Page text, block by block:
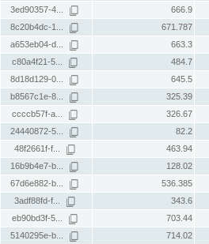
3ed90357-4... 666.9
8c20b4dc-1... 671.787
a653eb04-d... 663.3
c80a4f21-5... 484.7
8d18d129-0... 645.5
b8567c1e-8... 325.39
ccccb57f-a... 326.67
24440872-5... 82.2
48f2661f-f... 463.94
16b9b4e7-b... 128.02
67d6e882-b... 536.385
3adf88fd-f... 343.6
eb90bd3f-5... 703.44
5140295e-b... 714.02